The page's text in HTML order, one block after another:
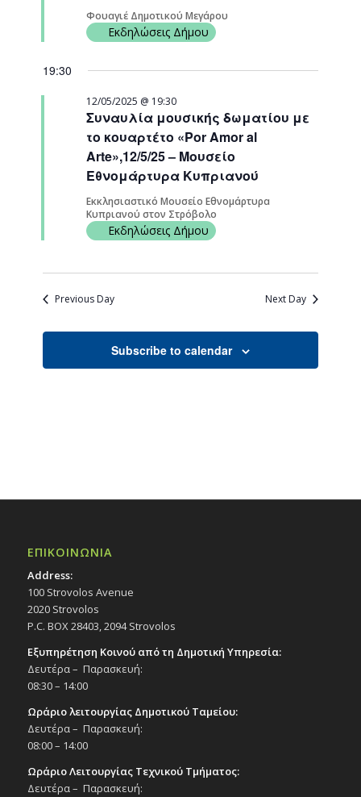
Φουαγιέ Δημοτικού Μεγάρου
Εκδηλώσεις Δήμου
19:30
Συναυλία μουσικής δωματίου με
το κουαρτέτο «Por Amor al
Arte»,12/5/25 – Μουσείο
Εθνομάρτυρα Κυπριανού
12/05/2025 @ 19:30
Εκκλησιαστικό Μουσείο Εθνομάρτυρα
Κυπριανού στον Στρόβολο
Εκδηλώσεις Δήμου
Previous Day Next Day
Subscribe to calendar
ΕΠΙΚΟΙΝΩΝΙΑ
Address:
100 Strovolos Avenue
2020 Strovolos
P.C. BOX 28403, 2094 Strovolos
Εξυπηρέτηση Κοινού από τη Δημοτική Υπηρεσία:
Δευτέρα – Παρασκευή:
08:30 – 14:00
Ωράριο λειτουργίας Δημοτικού Ταμείου:
Δευτέρα – Παρασκευή:
08:00 – 14:00
Ωράριο Λειτουργίας Τεχνικού Τμήματος:
Δευτέρα – Παρασκευή: